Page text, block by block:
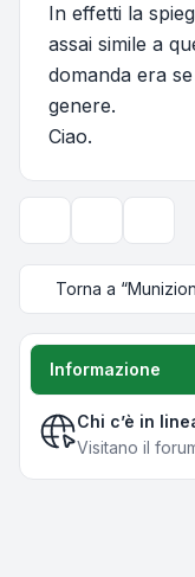
In effetti la
assai simile a
domanda era
genere.
Ciao.
Torna a
Informazione
Chi c’è in
Visitano il